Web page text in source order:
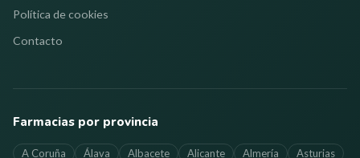
Política de cookies
Contacto
Farmacias por provincia
A Coruña Álava Albacete Alicante Almería Asturias